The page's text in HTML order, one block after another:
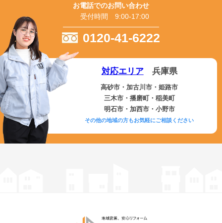
お電話でのお問い合わせ
受付時間 9:00-17:00
0120-41-6222
対応エリア兵庫県
高砂市・加古川市・姫路市
三木市・播磨町・稲美町
明石市・加西市・小野市
その他の地域の方もお気軽にご相談ください